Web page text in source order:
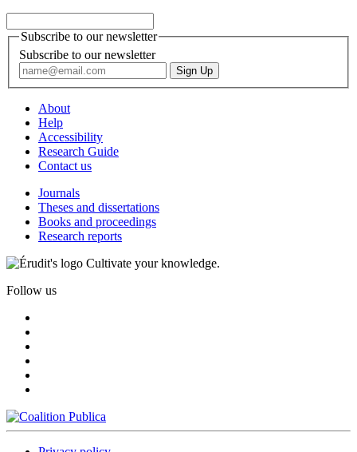
Subscribe to our newsletter
Subscribe to our newsletter
About
Help
Accessibility
Research Guide
Contact us
Journals
Theses and dissertations
Books and proceedings
Research reports
Cultivate your knowledge.
Follow us